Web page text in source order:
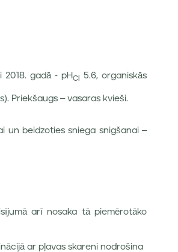
gadā - pHCl 5.6, organiskās
Priekšaugs – vasaras kvieši.
un beidzoties sniega snigšanai –
arī nosaka tā piemērotāko
ar pļavas skareni nodrošina